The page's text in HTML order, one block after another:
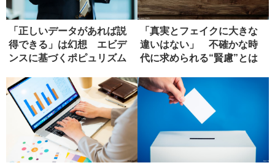
「正しいデータがあれば説
得できる」は幻想 エビデ
ンスに基づくポピュリズム
「真実とフェイクに大きな
違いはない」 不確かな時
代に求められる“賢慮”とは